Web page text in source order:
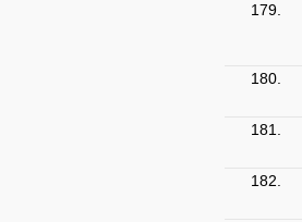
179.
180.
181.
182.